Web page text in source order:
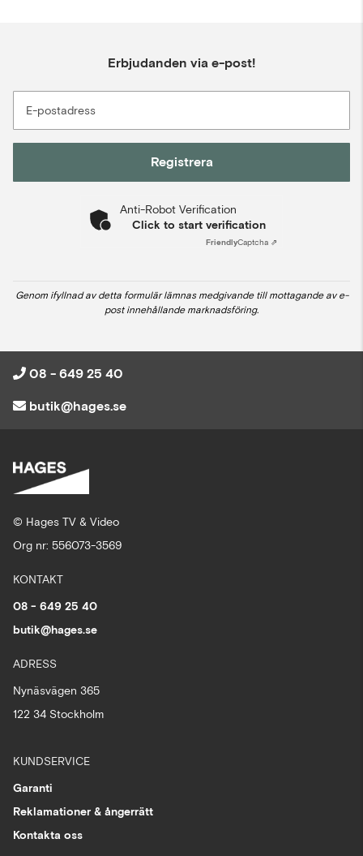
Erbjudanden via e-post!
E-postadress
Registrera
Anti-Robot Verification
Click to start verification
FriendlyCaptcha ⇗
Genom ifyllnad av detta formulär lämnas medgivande till mottagande av e-
post innehållande marknadsföring.
08 - 649 25 40
butik@hages.se
© Hages TV & Video
Org nr: 556073-3569
KONTAKT
08 - 649 25 40
butik@hages.se
ADRESS
Nynäsvägen 365
122 34 Stockholm
KUNDSERVICE
Garanti
Reklamationer & ångerrätt
Kontakta oss